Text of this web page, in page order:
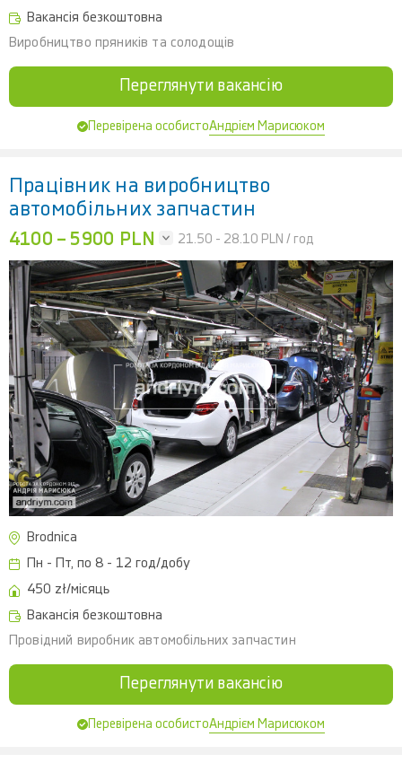
Вакансія безкоштовна
Виробництво пряників та солодощів
Переглянути вакансію
Перевірена особистоАндрієм Марисюком
Працівник на виробництво
автомобільних запчастин
4100 – 5900 PLN 21.50 - 28.10 PLN / год
Brodnica
Пн - Пт, по 8 - 12 год/добу
450 zł/місяць
Вакансія безкоштовна
Провідний виробник автомобільних запчастин
Переглянути вакансію
Перевірена особистоАндрієм Марисюком